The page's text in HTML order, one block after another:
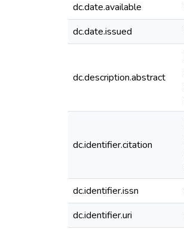
dc.date.available
dc.date.issued
dc.description.abstract
dc.identifier.citation
dc.identifier.issn
dc.identifier.uri